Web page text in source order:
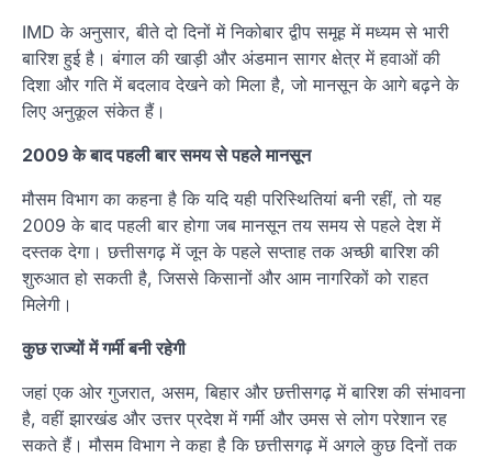
IMD के अनुसार, बीते दो दिनों में निकोबार द्वीप समूह में मध्यम से भारी
बारिश हुई है। बंगाल की खाड़ी और अंडमान सागर क्षेत्र में हवाओं की
दिशा और गति में बदलाव देखने को मिला है, जो मानसून के आगे बढ़ने के
लिए अनुकूल संकेत हैं।
2009 के बाद पहली बार समय से पहले मानसून
मौसम विभाग का कहना है कि यदि यही परिस्थितियां बनी रहीं, तो यह
2009 के बाद पहली बार होगा जब मानसून तय समय से पहले देश में
दस्तक देगा। छत्तीसगढ़ में जून के पहले सप्ताह तक अच्छी बारिश की
शुरुआत हो सकती है, जिससे किसानों और आम नागरिकों को राहत
मिलेगी।
कुछ राज्यों में गर्मी बनी रहेगी
जहां एक ओर गुजरात, असम, बिहार और छत्तीसगढ़ में बारिश की संभावना
है, वहीं झारखंड और उत्तर प्रदेश में गर्मी और उमस से लोग परेशान रह
सकते हैं। मौसम विभाग ने कहा है कि छत्तीसगढ़ में अगले कुछ दिनों तक